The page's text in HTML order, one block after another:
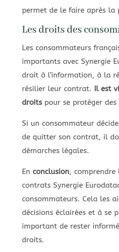
permet de le faire après la
Les droits des
Les consommateurs
importants avec Synergie
droit à l’information, à la
résilier leur contrat. Il est
droitspour se protéger des
Si un consommateur
de quitter son contrat, il
démarches légales.
En conclusion, comprendre
contrats Synergie
consommateurs. Cela les
décisions éclairées et à se
important de rester
droits.